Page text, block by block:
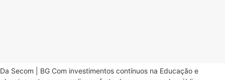
Da Secom | BG Com investimentos contínuos na Educação e